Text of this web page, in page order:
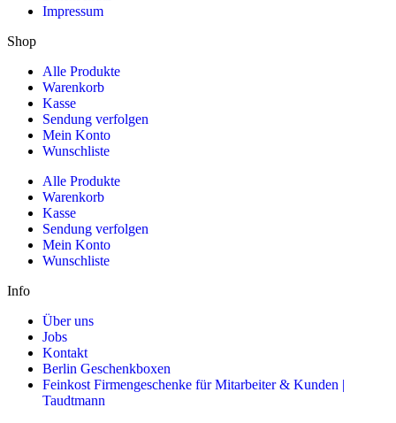
Impressum
Shop
Alle Produkte
Warenkorb
Kasse
Sendung verfolgen
Mein Konto
Wunschliste
Alle Produkte
Warenkorb
Kasse
Sendung verfolgen
Mein Konto
Wunschliste
Info
Über uns
Jobs
Kontakt
Berlin Geschenkboxen
Feinkost Firmengeschenke für Mitarbeiter & Kunden |
Taudtmann